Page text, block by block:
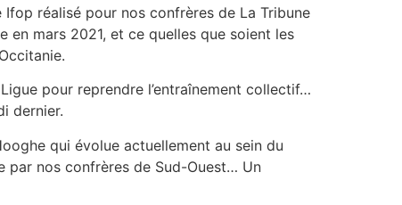
réalisé pour nos confrères de La Tribune
en mars 2021, et ce quelles que soient les
pour reprendre l’entraînement collectif…
dernier.
qui évolue actuellement au sein du
par nos confrères de Sud-Ouest… Un